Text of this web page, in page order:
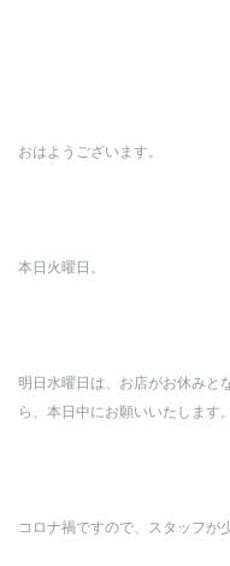
おはようございます。
本日火曜日。
明日水曜日は、お店がお休みと
ら、本日中にお願いいたします。
コロナ禍ですので、スタッフが